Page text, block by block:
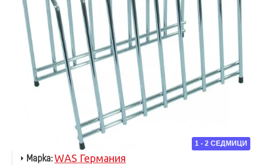
1 - 2 СЕДМИЦИ
Марка:WAS Германия